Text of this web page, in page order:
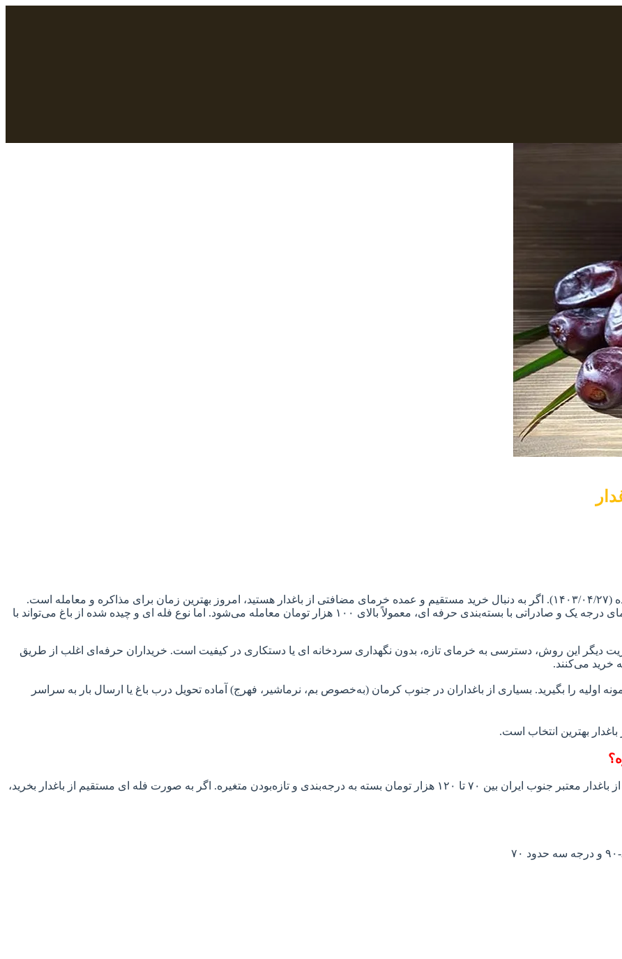
قیمت خرما مضافتی امروز : بین ۷۰ تا ۱۲۰ هزار تومان به‌ صورت عمده (۱۴۰۳/۰۴/۲۷). اگر به‌ دنبال خرید مستقیم و عمده خرمای مضافتی از باغدار هستید، امروز بهترین زمان برای مذاکره و معامله است.
قیمت‌ ها بسته به کیفیت، نوع بسته‌ بندی و حجم سفارش متغیرند. خرمای درجه یک و صادراتی با بسته‌بندی حرفه‌ ای، معمولاً بالای ۱۰۰ هزار تومان معامله می‌شود. اما نوع فله‌ ای و چیده‌ شده از باغ می‌تواند با
دیگر این روش، دسترسی به خرمای تازه، بدون نگهداری سردخانه‌ ای یا دستکاری در کیفیت است. خریداران حرفه‌ای اغلب از طریق
خرید می‌کنند.
و امکان تست نمونه اولیه را بگیرید. بسیاری از باغداران در جنوب کرمان (به‌خصوص بم، نرماشیر، فهرج) آماده تحویل درب باغ یا ارسال بار به سراسر
بهترین انتخاب است.
بپرسید، بشنوید، انتخاب کنید! 💸 امروز قیمت خرمای مضافتی کیلویی از باغدار معتبر جنوب ایران بین ۷۰ تا ۱۲۰ هزار تومان بسته به درجه‌بندی و تازه‌بودن متغیره. اگر به صورت فله‌ ای مستقیم از باغدار بخرید،